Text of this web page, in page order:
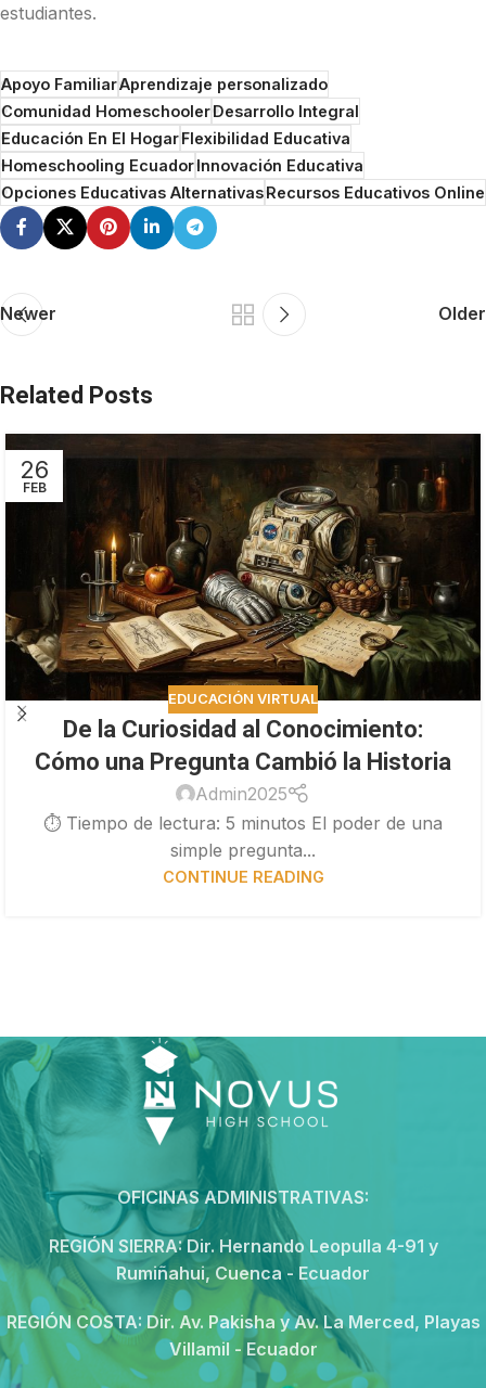
estudiantes.
Apoyo FamiliarAprendizaje personalizado
Comunidad HomeschoolerDesarrollo Integral
Educación En El HogarFlexibilidad Educativa
Homeschooling EcuadorInnovación Educativa
Opciones Educativas AlternativasRecursos Educativos Online
Newer Older
Related Posts
26
FEB
EDUCACIÓN VIRTUAL
De la Curiosidad al Conocimiento:
Cómo una Pregunta Cambió la Historia
Admin2025
⏱ Tiempo de lectura: 5 minutos El poder de una
simple pregunta...
CONTINUE READING
OFICINAS ADMINISTRATIVAS:
REGIÓN SIERRA:Dir. Hernando Leopulla 4-91 y
Rumiñahui, Cuenca - Ecuador
REGIÓN COSTA: Dir. Av. Pakisha y Av. La Merced, Playas
Villamil - Ecuador